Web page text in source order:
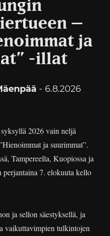
–
ja
-illat
- 6.8.2026
2026 vain neljä
ja suurimmat”.
Tampereella, Kuopiossa ja
7. elokuuta kello
ja sellon säestyksellä, ja
vaikuttavimpien tulkintojen